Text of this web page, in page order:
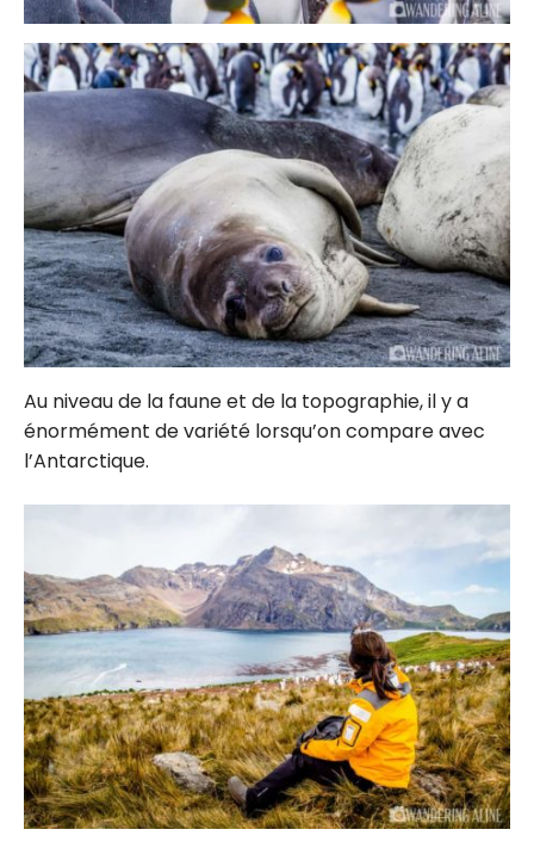
Au niveau de la faune et de la topographie, il y a
énormément de variété lorsqu’on compare avec
l’Antarctique.